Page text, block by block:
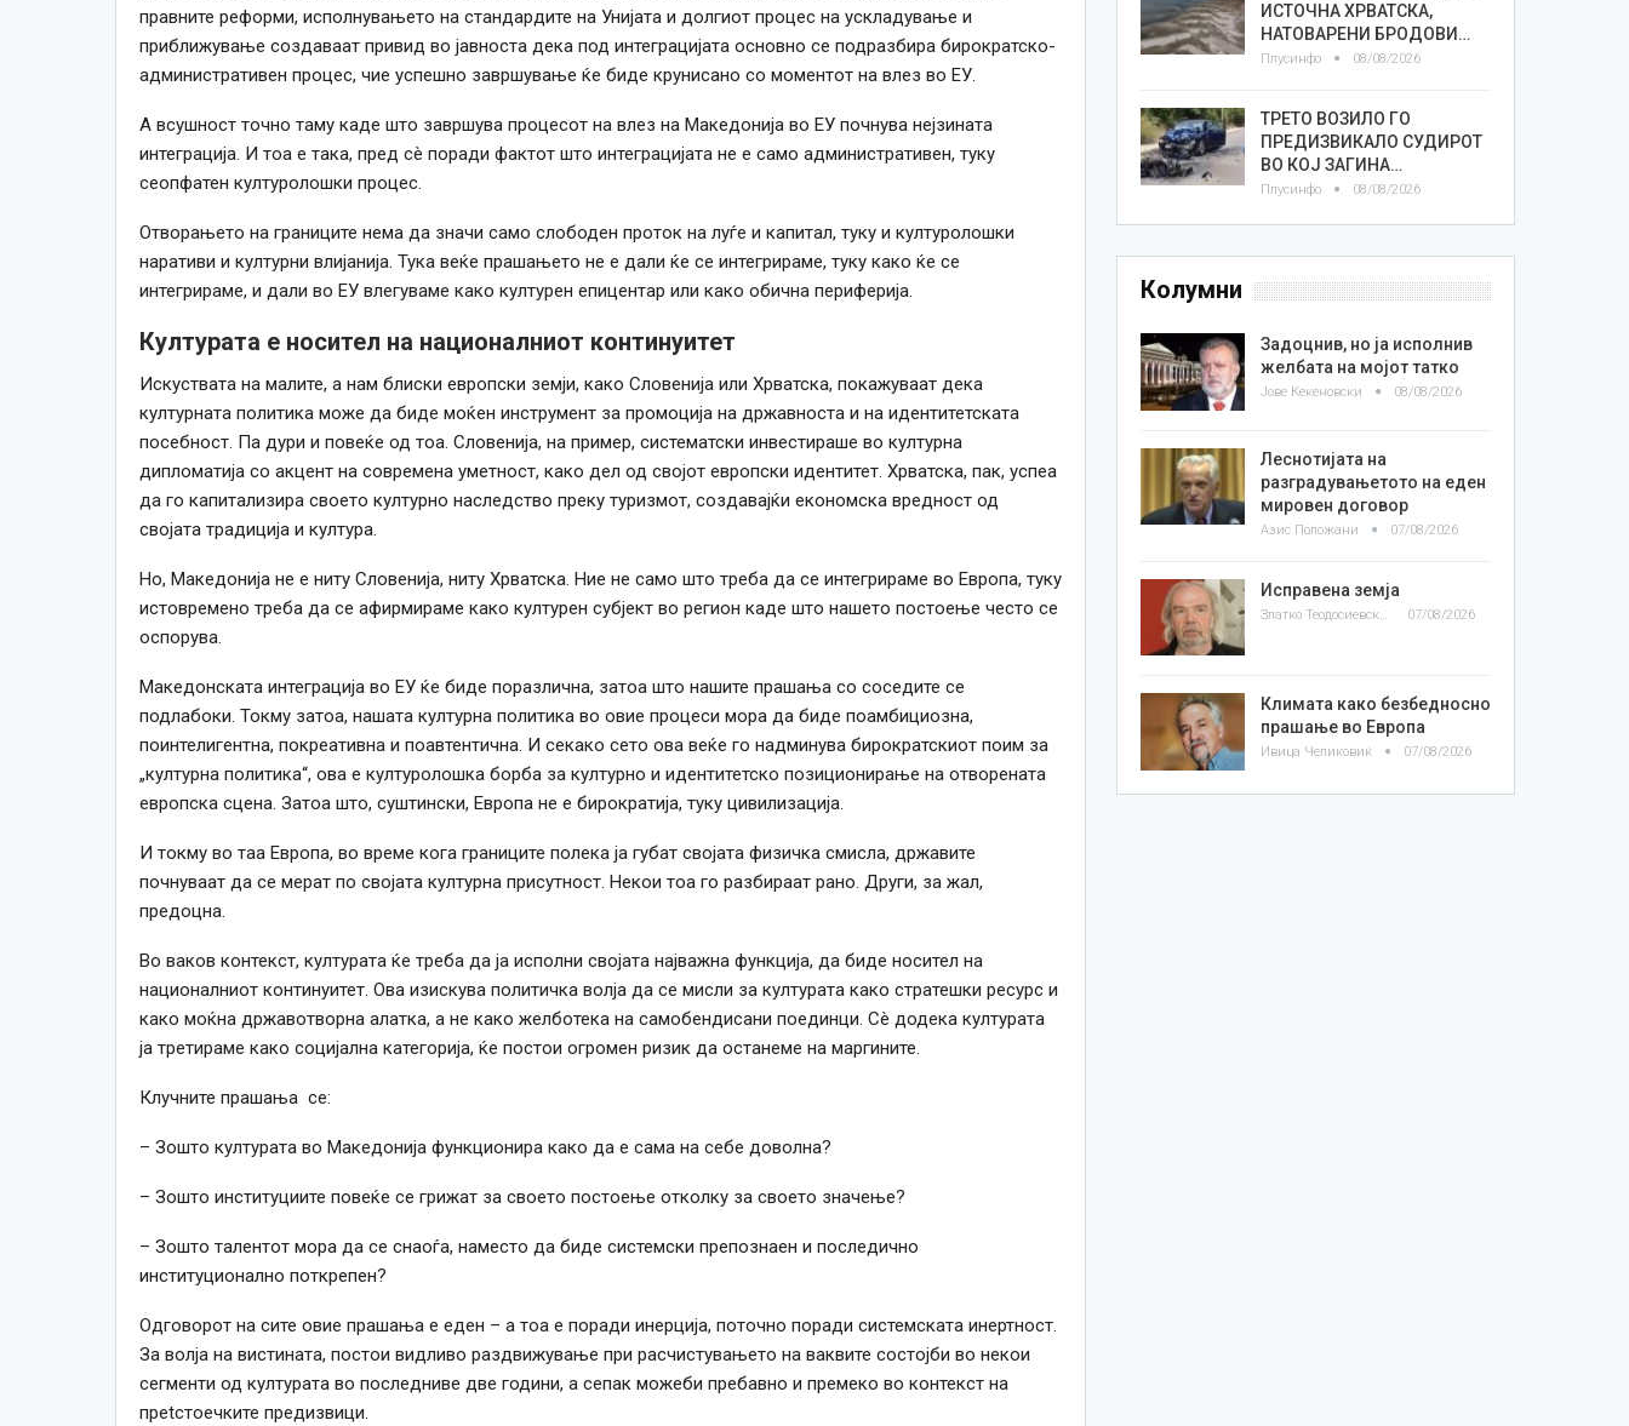
правните реформи, исполнувањето на стандардите на Унијата и долгиот процес на ускладување и
приближување создаваат привид во јавноста дека под интеграцијата основно се подразбира бирократско-
административен процес, чие успешно завршување ќе биде крунисано со моментот на влез во ЕУ.
А всушност точно таму каде што завршува процесот на влез на Македонија во ЕУ почнува нејзината
интеграција. И тоа е така, пред сè поради фактот што интеграцијата не е само административен, туку
сеопфатен културолошки процес.
Отворањето на границите нема да значи само слободен проток на луѓе и капитал, туку и културолошки
наративи и културни влијанија. Тука веќе прашањето не е дали ќе се интегрираме, туку како ќе се
интегрираме, и дали во ЕУ влегуваме како културен епицентар или како обична периферија.
Културата е носител на националниот континуитет
Искуствата на малите, а нам блиски европски земји, како Словенија или Хрватска, покажуваат дека
културната политика може да биде моќен инструмент за промоција на државноста и на идентитетската
посебност. Па дури и повеќе од тоа. Словенија, на пример, систематски инвестираше во културна
дипломатија со акцент на современа уметност, како дел од својот европски идентитет. Хрватска, пак, успеа
да го капитализира своето културно наследство преку туризмот, создавајќи економска вредност од
својата традиција и култура.
Но, Македонија не е ниту Словенија, ниту Хрватска. Ние не само што треба да се интегрираме во Европа, туку
истовремено треба да се афирмираме како културен субјект во регион каде што нашето постоење често се
оспорува.
Македонската интеграција во ЕУ ќе биде поразлична, затоа што нашите прашања со соседите се
подлабоки. Токму затоа, нашата културна политика во овие процеси мора да биде поамбициозна,
поинтелигентна, покреативна и поавтентична. И секако сето ова веќе го надминува бирократскиот поим за
„културна политика“, ова е културолошка борба за културно и идентитетско позиционирање на отворената
европска сцена. Затоа што, суштински, Европа не е бирократија, туку цивилизација.
И токму во таа Европа, во време кога границите полека ја губат својата физичка смисла, државите
почнуваат да се мерат по својата културна присутност. Некои тоа го разбираат рано. Други, за жал,
предоцна.
Во ваков контекст, културата ќе треба да ја исполни својата најважна функција, да биде носител на
националниот континуитет. Ова изискува политичка волја да се мисли за културата како стратешки ресурс и
како моќна државотворна алатка, а не како желботека на самобендисани поединци. Сè додека културата
ја третираме како социјална категорија, ќе постои огромен ризик да останеме на маргините.
Клучните прашања се:
– Зошто културата во Македонија функционира како да е сама на себе доволна?
– Зошто институциите повеќе се грижат за своето постоење отколку за своето значење?
– Зошто талентот мора да се снаоѓа, наместо да биде системски препознаен и последично
институционално поткрепен?
Одговорот на сите овие прашања е еден – а тоа е поради инерција, поточно поради системската инертност.
За волја на вистината, постои видливо раздвижување при расчистувањето на ваквите состојби во некои
сегменти од културата во последниве две години, а сепак можеби пребавно и премеко во контекст на
преtстоечките предизвици.
ИСТОЧНА ХРВАТСКА,
НАТОВАРЕНИ БРОДОВИ…
Плусинфо 08/08/2026
ТРЕТО ВОЗИЛО ГО
ПРЕДИЗВИКАЛО СУДИРОТ
ВО КОЈ ЗАГИНА…
Плусинфо 08/08/2026
Колумни
Задоцнив, но ја исполнив
желбата на мојот татко
Јове Кекеновски 08/08/2026
Леснотијата на
разградувањетото на еден
мировен договор
Азис Положани 07/08/2026
Исправена земја
Златко Теодосиевски 07/08/2026
Климата како безбедносно
прашање во Европа
Ивица Челиковиќ 07/08/2026